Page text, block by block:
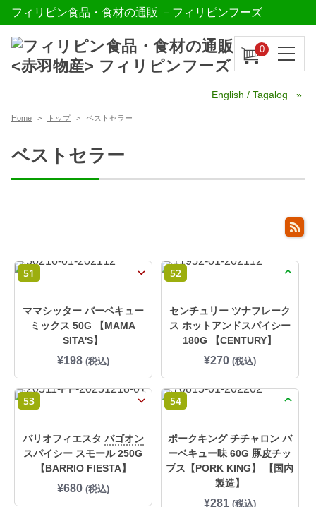
フィリピン食品・食材の通販 －フィリピンフーズ
0
English / Tagalog
Home トップ ベストセラー
ベストセラー
51
ママシッター バーベキュー
ミックス 50G 【MAMA
SITA'S】
¥198 (税込)
52
センチュリー ツナフレーク
ス ホットアンドスパイシー
180G 【CENTURY】
¥270 (税込)
53
バリオフィエスタ バゴオン
スパイシー スモール 250G
【BARRIO FIESTA】
¥680 (税込)
54
ポークキング チチャロン バ
ーベキュー味 60G 豚皮チッ
プス【PORK KING】 【国内
製造】
¥281 (税込)